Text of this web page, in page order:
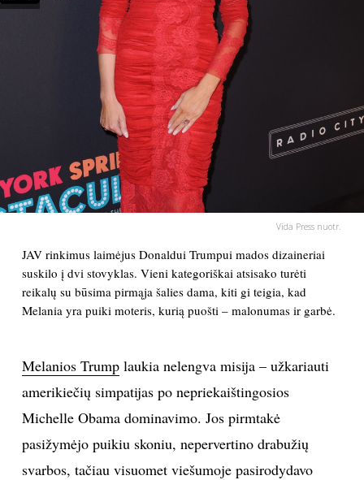
SVEIKATA
PSICHOLOGIJA
ASTROLOGIJA
KULTŪRA
KINAS
MUZIKA
TEATRAS
Vida Press nuotr.
JAV rinkimus laimėjus Donaldui Trumpui mados dizaineriai
suskilo į dvi stovyklas. Vieni kategoriškai atsisako turėti
reikalų su būsima pirmąja šalies dama, kiti gi teigia, kad
Melania yra puiki moteris, kurią puošti – malonumas ir garbė.
Melanios Trumplaukia nelengva misija – užkariauti
amerikiečių simpatijas po nepriekaištingosios
Michelle Obama dominavimo. Jos pirmtakė
pasižymėjo puikiu skoniu, nepervertino drabužių
svarbos, tačiau visuomet viešumoje pasirodydavo